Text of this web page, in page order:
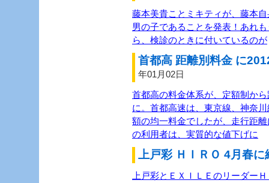
藤本美貴ことミキティが、藤本
男の子であることを発表！あれ
ら、検診のときに付いているのが
首都高 距離別料金 に
年01月02日
首都高の料金体系が、定額制か
に。首都高速は、東京線、神奈
額の均一料金でしたが、走行距
の利用者は、実質的な値下げに
上戸彩 ＨＩＲＯ 4月春
上戸彩とＥＸＩＬＥのリーダー